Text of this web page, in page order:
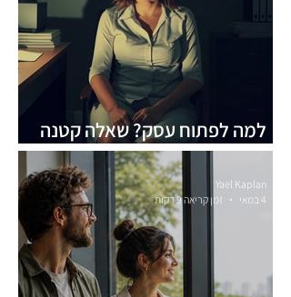
למה לפתוח עסק? שאלה קטנה
שהורגת עסקים קטנים וגדולים
Yael Kaplan
4 במאי
זמן קריאה 9 דקות